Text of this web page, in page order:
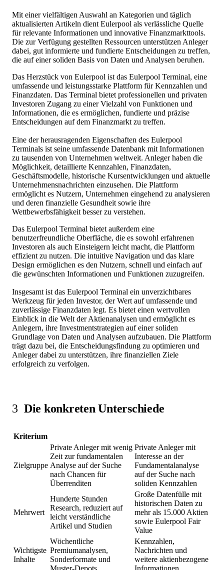
Mit einer vielfältigen Auswahl an Kategorien und täglich
aktualisierten Artikeln dient Eulerpool als verlässliche Quelle
für relevante Informationen und innovative Finanzmarkttools.
Die zur Verfügung gestellten Ressourcen unterstützen Anleger
dabei, gut informierte und fundierte Entscheidungen zu treffen,
die auf einer soliden Basis von Daten und Analysen beruhen.
Das Herzstück von Eulerpool ist das Eulerpool Terminal, eine
umfassende und leistungsstarke Plattform für Kennzahlen und
Finanzdaten. Das Terminal bietet professionellen und privaten
Investoren Zugang zu einer Vielzahl von Funktionen und
Informationen, die es ermöglichen, fundierte und präzise
Entscheidungen auf dem Finanzmarkt zu treffen.
Eine der herausragenden Eigenschaften des Eulerpool
Terminals ist seine umfassende Datenbank mit Informationen
zu tausenden von Unternehmen weltweit. Anleger haben die
Möglichkeit, detaillierte Kennzahlen, Finanzdaten,
Geschäftsmodelle, historische Kursentwicklungen und aktuelle
Unternehmensnachrichten einzusehen. Die Plattform
ermöglicht es Nutzern, Unternehmen eingehend zu analysieren
und deren finanzielle Gesundheit sowie ihre
Wettbewerbsfähigkeit besser zu verstehen.
Das Eulerpool Terminal bietet außerdem eine
benutzerfreundliche Oberfläche, die es sowohl erfahrenen
Investoren als auch Einsteigern leicht macht, die Plattform
effizient zu nutzen. Die intuitive Navigation und das klare
Design ermöglichen es den Nutzern, schnell und einfach auf
die gewünschten Informationen und Funktionen zuzugreifen.
Insgesamt ist das Eulerpool Terminal ein unverzichtbares
Werkzeug für jeden Investor, der Wert auf umfassende und
zuverlässige Finanzdaten legt. Es bietet einen wertvollen
Einblick in die Welt der Aktienanalysen und ermöglicht es
Anlegern, ihre Investmentstrategien auf einer soliden
Grundlage von Daten und Analysen aufzubauen. Die Plattform
trägt dazu bei, die Entscheidungsfindung zu optimieren und
Anleger dabei zu unterstützen, ihre finanziellen Ziele
erfolgreich zu verfolgen.
3 Die konkreten Unterschiede
Kriterium
Zielgruppe
Private Anleger mit wenig
Zeit zur fundamentalen
Analyse auf der Suche
nach Chancen für
Überrenditen
Private Anleger mit
Interesse an der
Fundamentalanalyse
auf der Suche nach
soliden Kennzahlen
Mehrwert
Hunderte Stunden
Research, reduziert auf
leicht verständliche
Artikel und Studien
Große Datenfülle mit
historischen Daten zu
mehr als 15.000 Aktien
sowie Eulerpool Fair
Value
Wichtigste
Inhalte
Wöchentliche
Premiumanalysen,
Sonderformate und
Muster-Depots
Kennzahlen,
Nachrichten und
weitere aktienbezogene
Informationen.